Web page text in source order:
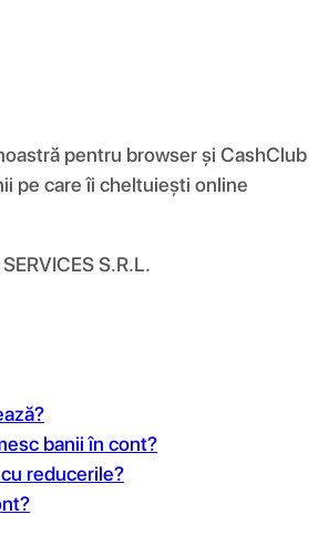
pentru browser și CashClub
pe care îi cheltuiești online
S.R.L.
banii în cont?
reducerile?